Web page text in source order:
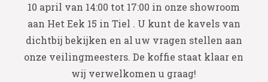
10 april van 14:00 tot 17:00 in onze showroom
aan Het Eek 15 in Tiel . U kunt de kavels van
dichtbij bekijken en al uw vragen stellen aan
onze veilingmeesters. De koffie staat klaar en
wij verwelkomen u graag!